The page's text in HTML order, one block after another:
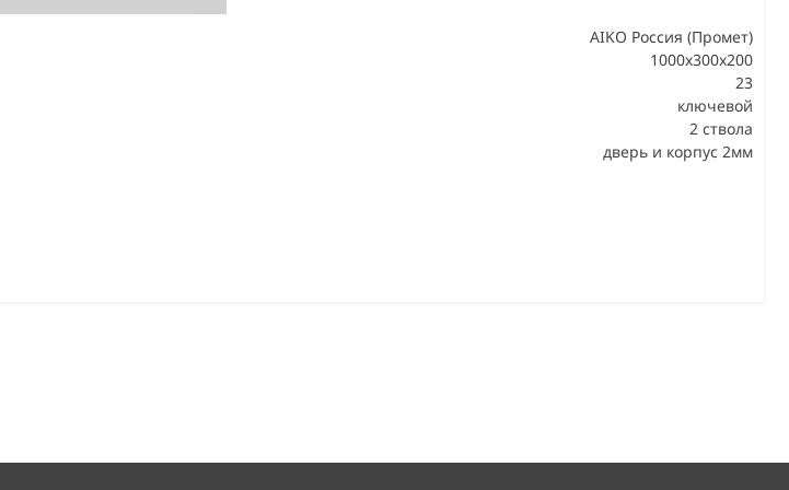
AIKO Россия (Промет)
1000x300x200
23
ключевой
2 ствола
дверь и корпус 2мм